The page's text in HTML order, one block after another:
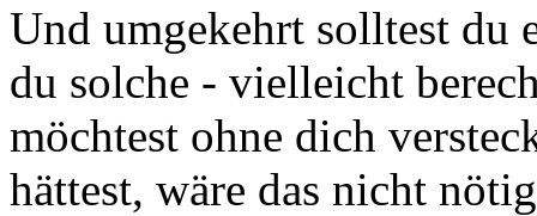
Und umgekehrt solltest du
du solche - vielleicht
möchtest ohne dich
hättest, wäre das nicht